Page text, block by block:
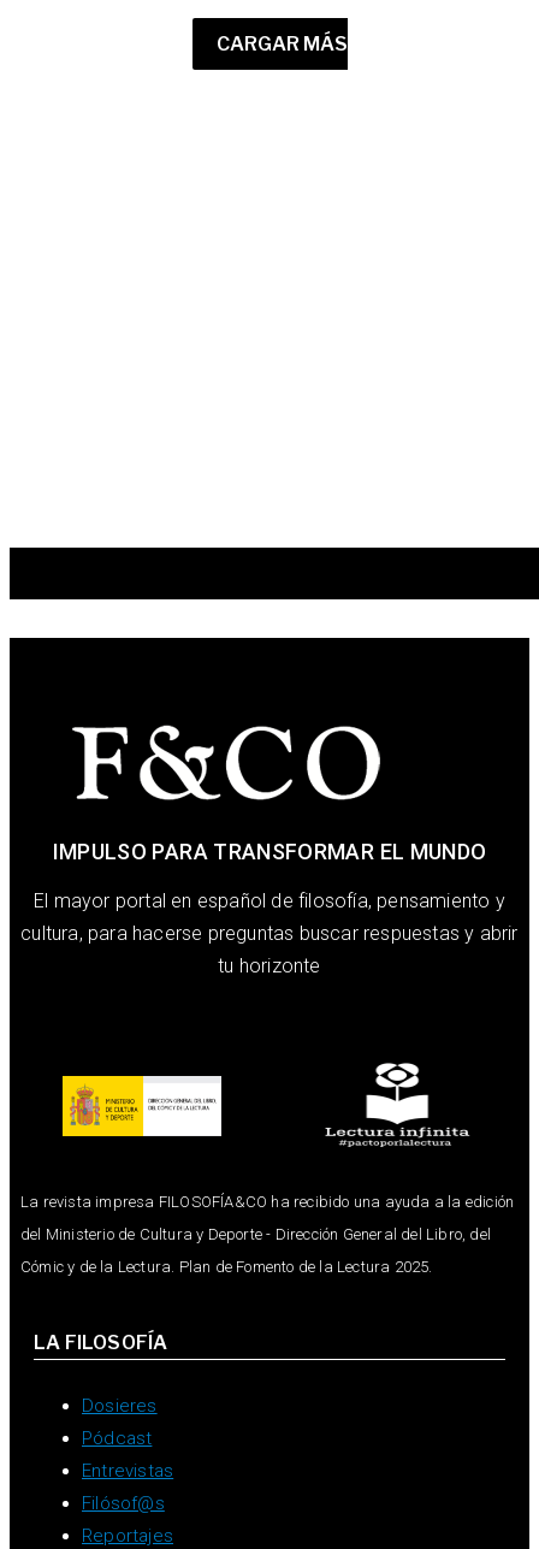
CARGAR MÁS
IMPULSO PARA TRANSFORMAR EL MUNDO
El mayor portal en español de filosofía, pensamiento y
cultura, para hacerse preguntas buscar respuestas y abrir
tu horizonte
La revista impresa FILOSOFÍA&CO ha recibido una ayuda a la edición
del Ministerio de Cultura y Deporte - Dirección General del Libro, del
Cómic y de la Lectura. Plan de Fomento de la Lectura 2025.
LA FILOSOFÍA
Dosieres
Pódcast
Entrevistas
Filósof@s
Reportajes